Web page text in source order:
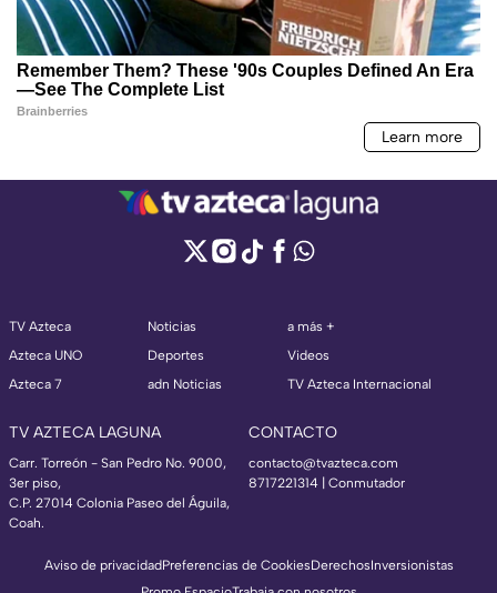
TV Azteca
Azteca UNO
Azteca 7
Noticias
Deportes
adn Noticias
a más +
Videos
TV Azteca Internacional
TV AZTECA LAGUNA
Carr. Torreón - San Pedro No. 9000,
3er piso,
C.P. 27014 Colonia Paseo del Águila,
Coah.
CONTACTO
contacto@tvazteca.com
8717221314 | Conmutador
Aviso de privacidadPreferencias de CookiesDerechosInversionistas